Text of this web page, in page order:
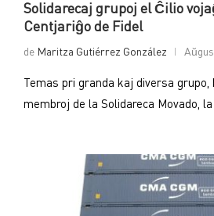
Solidarecaj grupoj el Ĉilio
Centjariĝo de Fidel
de Maritza Gutiérrez González
Temas pri granda kaj diversa grupo,
membroj de la Solidareca Movado,